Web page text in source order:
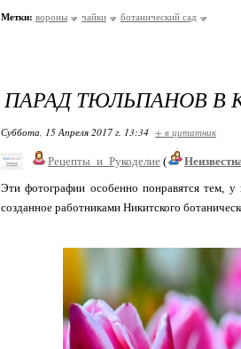
Метки: вороны чайки ботанический сад
ПАРАД ТЮЛЬПАНОВ В
Суббота, 15 Апреля 2017 г. 13:34 + в цитатник
Рецепты_и_Рукоделие (
Эти фотографии особенно понравятся тем, у
созданное работниками Никитского